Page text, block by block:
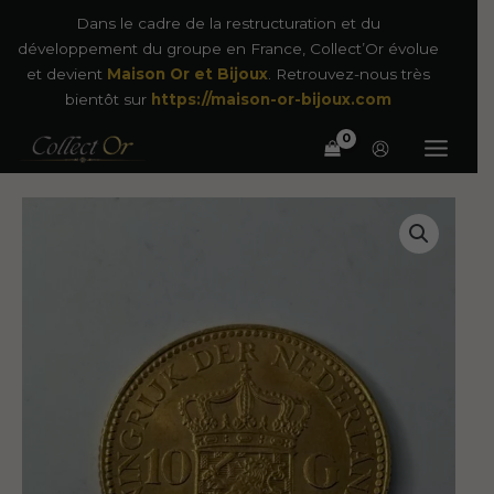
contenu
Dans le cadre de la restructuration et du
développement du groupe en France, Collect’Or évolue
et devient Maison Or et Bijoux. Retrouvez-nous très
bientôt sur https://maison-or-bijoux.com